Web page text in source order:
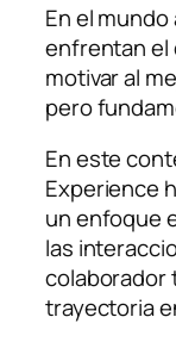
En el
enfrentan el
motivar al
pero
En este
Experience
un enfoque
las
colaborador
trayectoria